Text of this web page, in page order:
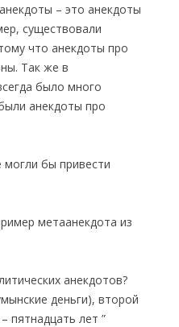
– это анекдоты
существовали
что анекдоты про
Так же в
было много
анекдоты про
могли бы привести
метаанекдота из
анекдотов?
деньги), второй
пятнадцать лет ”